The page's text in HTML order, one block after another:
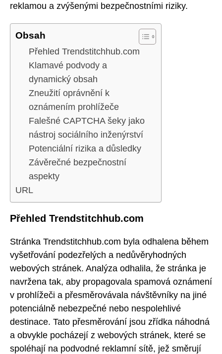
reklamou a zvýšenými bezpečnostními riziky.
Obsah
Přehled Trendstitchhub.com
Klamavé podvody a
dynamický obsah
Zneužití oprávnění k
oznámením prohlížeče
Falešné CAPTCHA šeky jako
nástroj sociálního inženýrství
Potenciální rizika a důsledky
Závěrečné bezpečnostní
aspekty
URL
Přehled Trendstitchhub.com
Stránka Trendstitchhub.com byla odhalena během
vyšetřování podezřelých a nedůvěryhodných
webových stránek. Analýza odhalila, že stránka je
navržena tak, aby propagovala spamová oznámení
v prohlížeči a přesměrovávala návštěvníky na jiné
potenciálně nebezpečné nebo nespolehlivé
destinace. Tato přesměrování jsou zřídka náhodná
a obvykle pocházejí z webových stránek, které se
spoléhají na podvodné reklamní sítě, jež směrují